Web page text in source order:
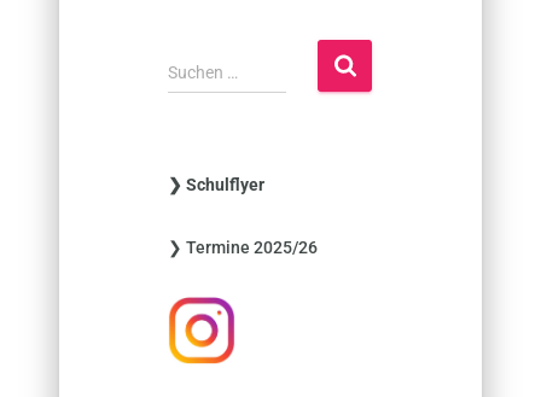
S
u
n
a
h
:
Suchen …
❯ Schulflyer
❯ Termine 2025/26